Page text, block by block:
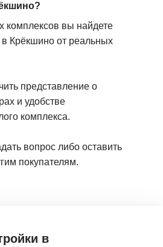
комплексов вы найдете
Крёкшино от реальных
представление о
и удобстве
комплекса.
вопрос либо оставить
покупателям.
в